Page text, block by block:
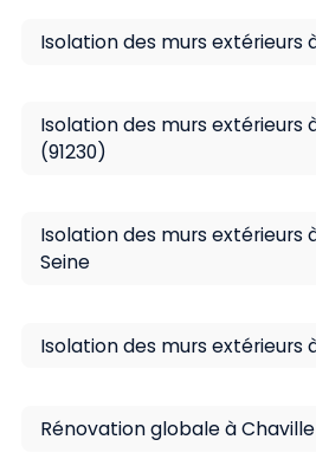
Isolation des murs extérieurs
Isolation des murs extérieurs
(91230)
Isolation des murs extérieurs
Seine
Isolation des murs extérieurs
Rénovation globale à Chaville